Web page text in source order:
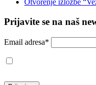
Otvorenje izložbe
Prijavite se na naš
Email adresa*